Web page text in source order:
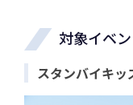
対象イベ
スタンバイキッ